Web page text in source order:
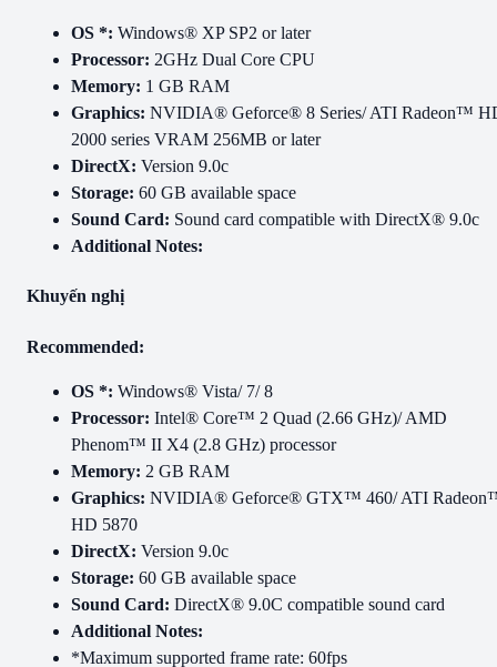
OS *: Windows® XP SP2 or later
Processor: 2GHz Dual Core CPU
Memory: 1 GB RAM
Graphics: NVIDIA® Geforce® 8 Series/ ATI Radeon™
2000 series VRAM 256MB or later
DirectX: Version 9.0c
Storage: 60 GB available space
Sound Card: Sound card compatible with DirectX® 9.0c
Additional Notes:
Khuyến nghị
Recommended:
OS *: Windows® Vista/ 7/ 8
Processor: Intel® Core™ 2 Quad (2.66 GHz)/ AMD
Phenom™ II X4 (2.8 GHz) processor
Memory: 2 GB RAM
Graphics: NVIDIA® Geforce® GTX™ 460/ ATI
HD 5870
DirectX: Version 9.0c
Storage: 60 GB available space
Sound Card: DirectX® 9.0C compatible sound card
Additional Notes:
*Maximum supported frame rate: 60fps